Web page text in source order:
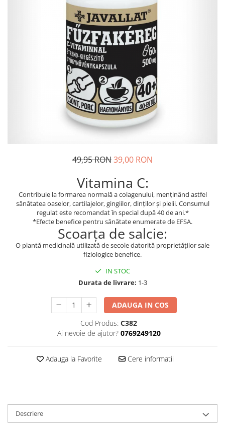
HERBS OF HEAVEN
VITALBERT
VITAMIN BOTTLE
49,95 RON39,00 RON
Vitamina C:
Contribuie la formarea normală a colagenului, menținând astfel
sănătatea oaselor, cartilajelor, gingiilor, dinților și pielii. Consumul
regulat este recomandat în special după 40 de ani.*
*Efecte benefice pentru sănătate enumerate de EFSA.
Scoarța de salcie:
O plantă medicinală utilizată de secole datorită proprietăților sale
fiziologice benefice.
IN STOC
Durata de livrare: 1-3
ADAUGA IN COS
Cod Produs: C382
Ai nevoie de ajutor? 0769249120
Adauga la Favorite Cere informatii
Descriere